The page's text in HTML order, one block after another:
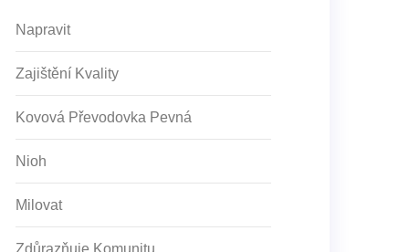
Napravit
Zajištění Kvality
Kovová Převodovka Pevná
Nioh
Milovat
Zdůrazňuje Komunitu